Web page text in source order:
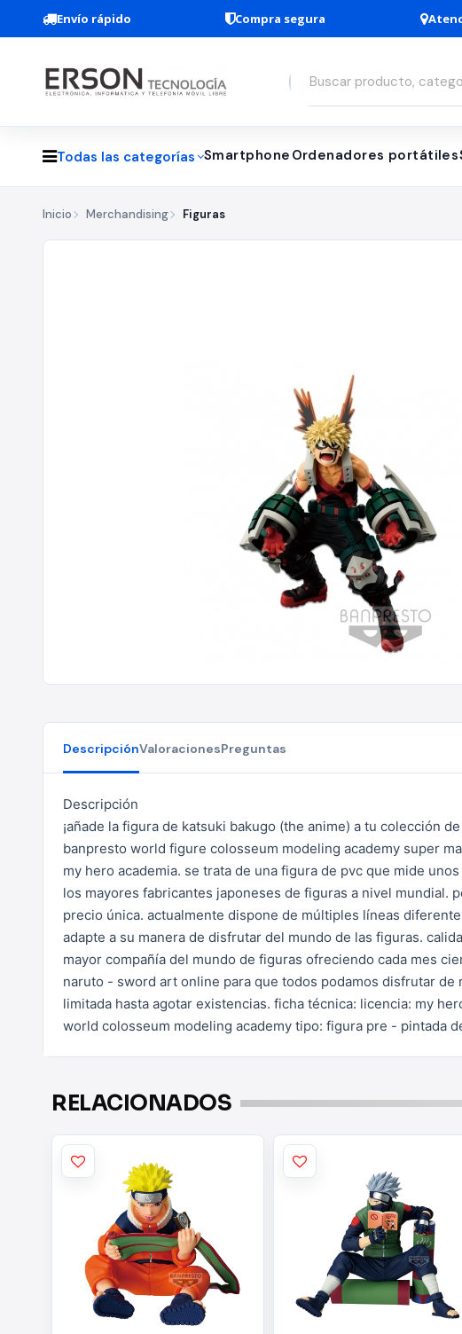
Envío rápido Compra segura
Todas las categorías Smartphone Ordenadores portátiles
Inicio Merchandising Figuras
DescripciónValoracionesPreguntas
Descripción
¡añade la figura de katsuki bakugo (the anime) a tu colección
banpresto world figure colosseum modeling academy super
my hero academia. se trata de una figura de pvc que mide
los mayores fabricantes japoneses de figuras a nivel mundial.
precio única. actualmente dispone de múltiples líneas
adapte a su manera de disfrutar del mundo de las figuras.
mayor compañía del mundo de figuras ofreciendo cada mes
naruto - sword art online para que todos podamos disfrutar de
limitada hasta agotar existencias. ficha técnica: licencia: my
world colosseum modeling academy tipo: figura pre - pintada
RELACIONADOS